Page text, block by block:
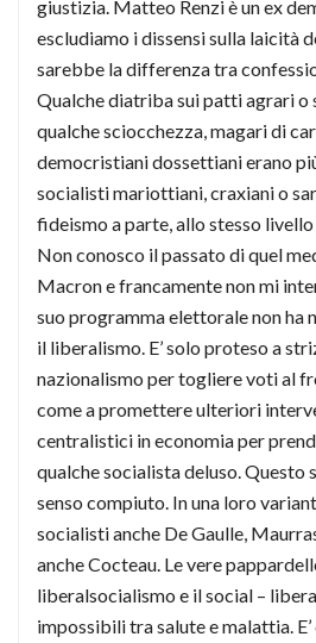
giustizia. Matteo Renzi è un ex
escludiamo i dissensi sulla laicità
sarebbe la differenza tra
Qualche diatriba sui patti agrari o
qualche sciocchezza, magari di
democristiani dossettiani erano
socialisti mariottiani, craxiani o
fideismo a parte, allo stesso
Non conosco il passato di quel
Macron e francamente non mi
suo programma elettorale non ha
il liberalismo. E’ solo proteso a
nazionalismo per togliere voti al
come a promettere ulteriori
centralistici in economia per
qualche socialista deluso. Questo
senso compiuto. In una loro
socialisti anche De Gaulle,
anche Cocteau. Le vere
liberalsocialismo e il social –
impossibili tra salute e malattia.